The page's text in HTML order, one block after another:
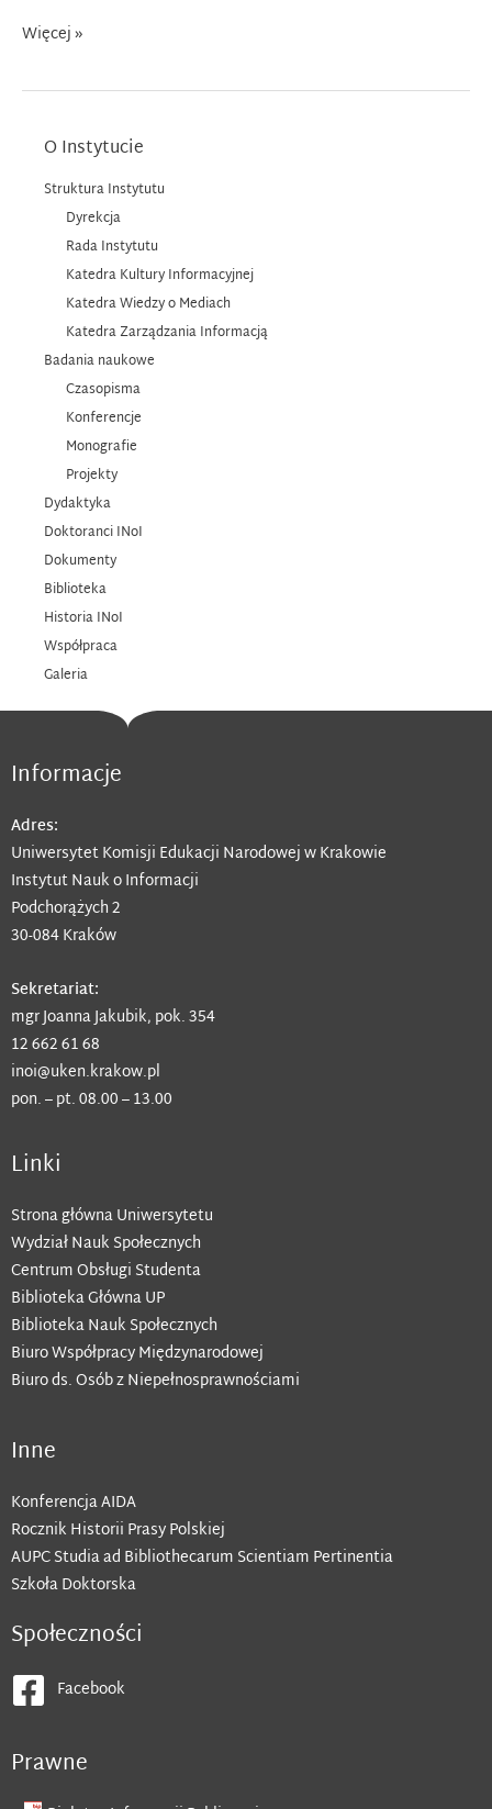
Studia
Bibliothecarum
Pertinentia
Więcej »
O Instytucie
Struktura Instytutu
Dyrekcja
Rada Instytutu
Katedra Kultury Informacyjnej
Katedra Wiedzy o Mediach
Katedra Zarządzania Informacją
Badania naukowe
Czasopisma
Konferencje
Monografie
Projekty
Dydaktyka
Doktoranci INoI
Dokumenty
Biblioteka
Historia INoI
Współpraca
Galeria
Informacje
Adres:
Uniwersytet Komisji Edukacji Narodowej w Krakowie
Instytut Nauk o Informacji
Podchorążych 2
30-084 Kraków
Sekretariat:
mgr Joanna Jakubik, pok. 354
12 662 61 68
inoi@uken.krakow.pl
pon. – pt. 08.00 – 13.00
Linki
Strona główna Uniwersytetu
Wydział Nauk Społecznych
Centrum Obsługi Studenta
Biblioteka Główna UP
Biblioteka Nauk Społecznych
Biuro Współpracy Międzynarodowej
Biuro ds. Osób z Niepełnosprawnościami
Inne
Konferencja AIDA
Rocznik Historii Prasy Polskiej
AUPC Studia ad Bibliothecarum Scientiam Pertinentia
Szkoła Doktorska
Społeczności
Facebook
Prawne